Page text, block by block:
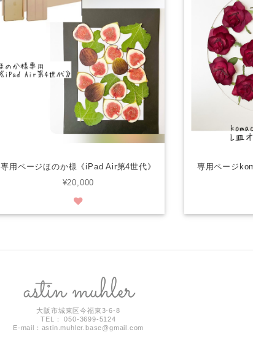
専用ページほのか様《iPad Air第4世代》
¥20,000
専用ページ
大阪市城東区今福東3-6-8
TEL： 050-3699-5124
E-mail： astin.muhler.base@gmail.com